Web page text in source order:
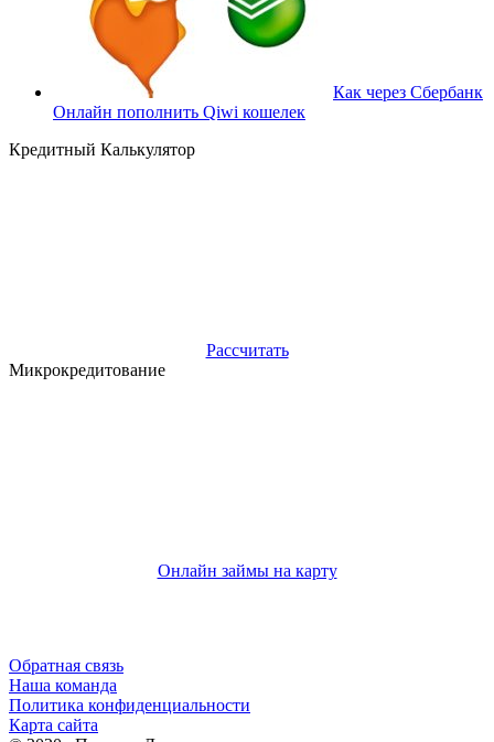
Как через Сбербанк
Онлайн пополнить Qiwi кошелек
Кредитный Калькулятор
Рассчитать
Микрокредитование
Онлайн займы на карту
Обратная связь
Наша команда
Политика конфиденциальности
Карта сайта